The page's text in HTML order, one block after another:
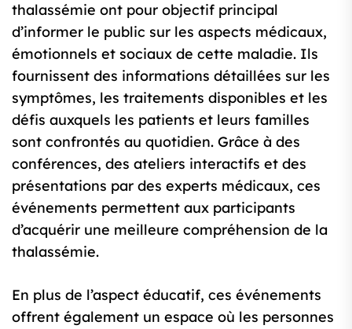
thalassémie ont pour objectif principal
d’informer le public sur les aspects médicaux,
émotionnels et sociaux de cette maladie. Ils
fournissent des informations détaillées sur les
symptômes, les traitements disponibles et les
défis auxquels les patients et leurs familles
sont confrontés au quotidien. Grâce à des
conférences, des ateliers interactifs et des
présentations par des experts médicaux, ces
événements permettent aux participants
d’acquérir une meilleure compréhension de la
thalassémie.
En plus de l’aspect éducatif, ces événements
offrent également un espace où les personnes